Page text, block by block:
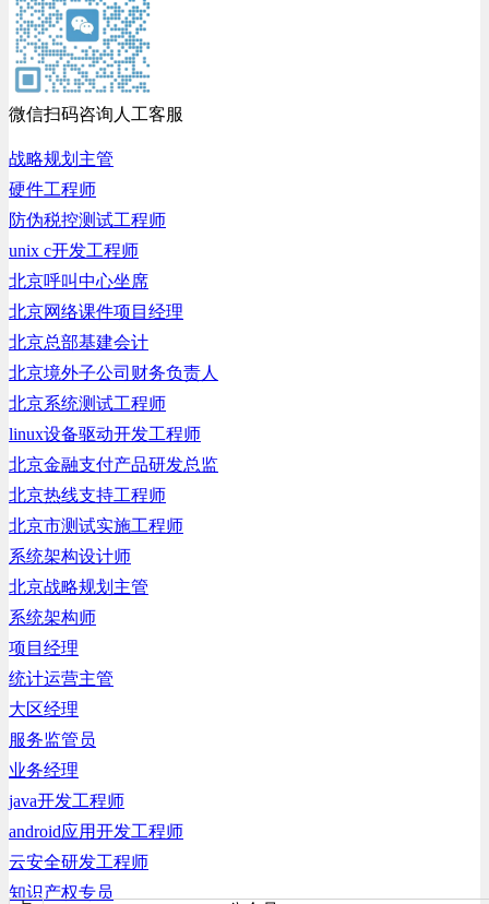
微信扫码咨询人工客服
战略规划主管
硬件工程师
防伪税控测试工程师
unix c开发工程师
北京呼叫中心坐席
北京网络课件项目经理
北京总部基建会计
北京境外子公司财务负责人
北京系统测试工程师
linux设备驱动开发工程师
北京金融支付产品研发总监
北京热线支持工程师
北京市测试实施工程师
系统架构设计师
北京战略规划主管
系统架构师
项目经理
统计运营主管
大区经理
服务监管员
业务经理
java开发工程师
android应用开发工程师
云安全研发工程师
知识产权专员